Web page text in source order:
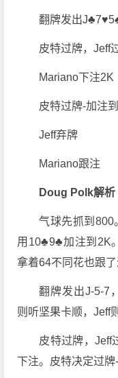
翻牌发出
皮特过牌，Jeff
Mariano下注2K
皮特过牌-加注
Jeff弃牌
Mariano跟注
Doug Polk解析
气球先抓到800
用10♣9♣加注到2K
拿着64不同花也跟了
翻牌发出J-5-7
则听坚果卡顺，Jeff
皮特过牌，Jeff
下注。皮特决定过牌